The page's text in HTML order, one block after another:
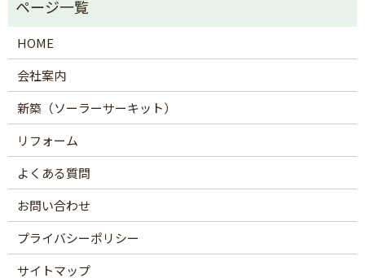
HOME
会社案内
新築（ソーラーサーキット）
リフォーム
よくある質問
お問い合わせ
プライバシーポリシー
サイトマップ